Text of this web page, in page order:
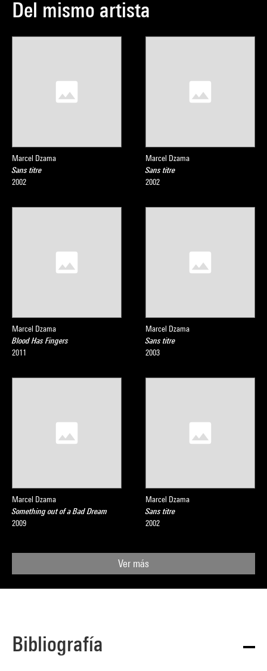
Del mismo artista
Marcel Dzama
Sans titre
2002
Marcel Dzama
Sans titre
2002
Marcel Dzama
Blood Has Fingers
2011
Marcel Dzama
Sans titre
2003
Marcel Dzama
Something out of a Bad Dream
2009
Marcel Dzama
Sans titre
2002
Ver más
Bibliografía